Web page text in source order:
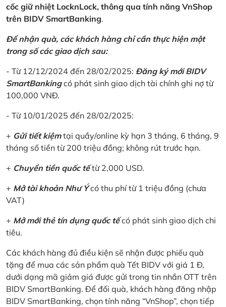
cốc giữ nhiệt LocknLock, thông qua tính năng VnShop
trên BIDV SmartBanking.
Để nhận quà, các khách hàng chỉ cần thực hiện một
trong số các giao dịch sau:
- Từ 12/12/2024 đến 28/02/2025: Đăng ký mới BIDV
SmartBankingcó phát sinh giao dịch tài chính ghi nợ từ
100,000 VNĐ.
- Từ 10/01/2025 đến 28/02/2025:
+ Gửi tiết kiệmtại quầy/online kỳ hạn 3 tháng, 6 tháng, 9
tháng số tiền từ 200 triệu đồng; không rút trước hạn.
+ Chuyển tiền quốc tếtừ 2,000 USD.
+ Mở tài khoản Như Ýcó thu phí từ 1 triệu đồng (chưa
VAT)
+ Mở mới thẻ tín dụng quốc tếcó phát sinh giao dịch chi
tiêu.
Các khách hàng đủ điều kiện sẽ nhận được phiếu quà
tặng để mua các sản phẩm quà Tết BIDV với giá 1 Đ,
dưới dạng mã giảm giá được gửi trong tin nhắn OTT trên
BIDV SmartBanking. Để đối quà, khách hàng đăng nhập
BIDV SmartBanking, chọn tính năng “VnShop”, chọn tiếp